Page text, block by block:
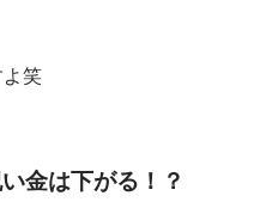
笑
金は下がる！？